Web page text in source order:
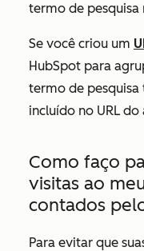
termo de pesquisa
Se você criou um
HubSpot para
termo de
incluído no URL do
Como faço
visitas ao
contados
Para evitar que